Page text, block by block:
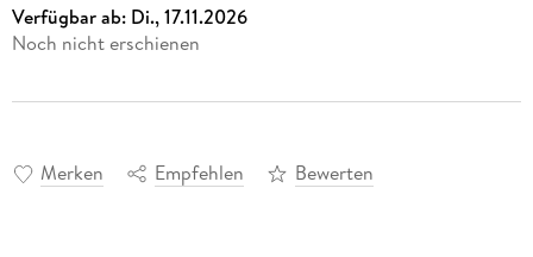
Verfügbar ab: Di., 17.11.2026
Noch nicht erschienen
Merken Empfehlen Bewerten